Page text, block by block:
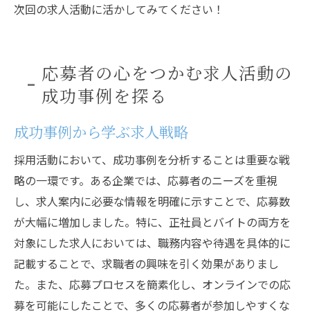
次回の求人活動に活かしてみてください！
応募者の心をつかむ求人活動の
成功事例を探る
成功事例から学ぶ求人戦略
採用活動において、成功事例を分析することは重要な戦
略の一環です。ある企業では、応募者のニーズを重視
し、求人案内に必要な情報を明確に示すことで、応募数
が大幅に増加しました。特に、正社員とバイトの両方を
対象にした求人においては、職務内容や待遇を具体的に
記載することで、求職者の興味を引く効果がありまし
た。また、応募プロセスを簡素化し、オンラインでの応
募を可能にしたことで、多くの応募者が参加しやすくな